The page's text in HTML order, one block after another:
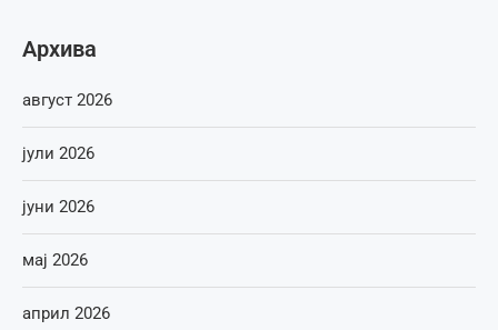
Архива
август 2026
јули 2026
јуни 2026
мај 2026
април 2026